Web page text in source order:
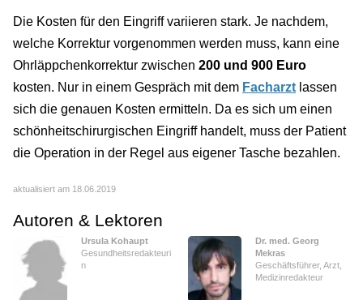
Die Kosten für den Eingriff variieren stark. Je nachdem,
welche Korrektur vorgenommen werden muss, kann eine
Ohrläppchenkorrektur zwischen 200 und 900 Euro
kosten. Nur in einem Gespräch mit dem Facharzt lassen
sich die genauen Kosten ermitteln. Da es sich um einen
schönheitschirurgischen Eingriff handelt, muss der Patient
die Operation in der Regel aus eigener Tasche bezahlen.
aktualisiert am 18.06.2019
Autoren & Lektoren
Ursula Kohaupt
Gesundheitsredakteuri
n
Dr. med. Georg
Mekras
Geschäftsführer, Arzt,
Medizinredakteur